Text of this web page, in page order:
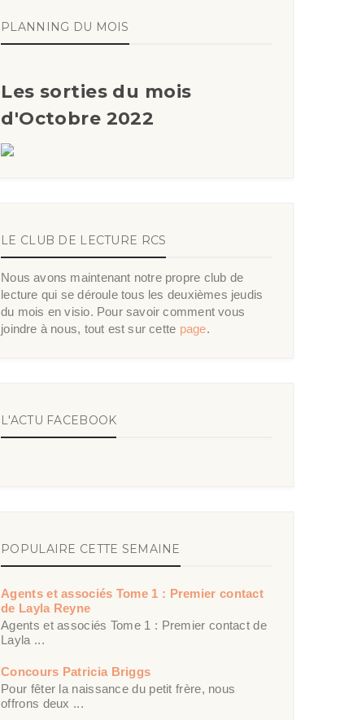
PLANNING DU MOIS
Les sorties du mois
d'Octobre 2022
LE CLUB DE LECTURE RCS
Nous avons maintenant notre propre club de
lecture qui se déroule tous les deuxièmes jeudis
du mois en visio. Pour savoir comment vous
joindre à nous, tout est sur cette page.
L'ACTU FACEBOOK
POPULAIRE CETTE SEMAINE
Agents et associés Tome 1 : Premier contact
de Layla Reyne
Agents et associés Tome 1 : Premier contact de
Layla ...
Concours Patricia Briggs
Pour fêter la naissance du petit frère, nous
offrons deux ...